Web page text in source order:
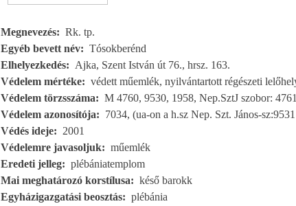
Megnevezés
Rk. tp.
Egyéb bevett név
Tósokberénd
Elhelyezkedés
Ajka, Szent István út 76., hrsz. 163.
Védelem mértéke
védett műemlék, nyilvántartott régészeti
Védelem törzsszáma
M 4760, 9530, 1958, Nep.SztJ szobor: 4761
Védelem azonosítója
7034, (ua-on a h.sz Nep. Szt. János-sz:9531
Védés ideje
2001
Védelemre javasoljuk
műemlék
Eredeti jelleg
plébániatemplom
Mai meghatározó korstílusa
késő barokk
Egyházigazgatási beosztás
plébánia